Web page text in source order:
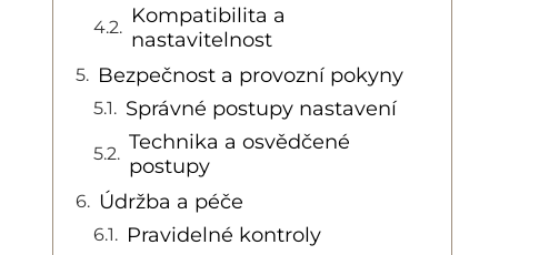
Kompatibilita a
nastavitelnost
Bezpečnost a provozní pokyny
Správné postupy nastavení
Technika a osvědčené
postupy
Údržba a péče
Pravidelné kontroly